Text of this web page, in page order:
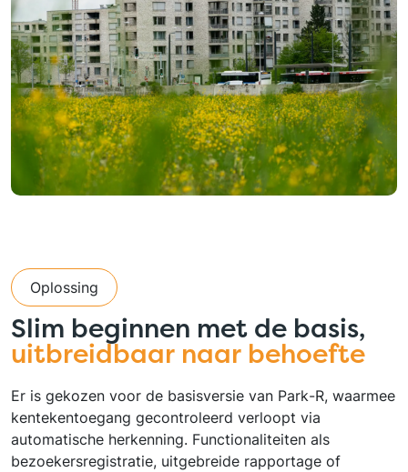
Oplossing
Slim beginnen met de basis,
uitbreidbaar naar behoefte
Er is gekozen voor de basisversie van Park-R, waarmee
kentekentoegang gecontroleerd verloopt via
automatische herkenning. Functionaliteiten als
bezoekersregistratie, uitgebreide rapportage of